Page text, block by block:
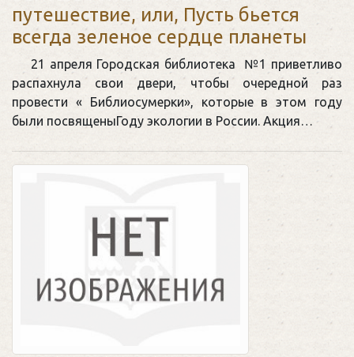
путешествие, или, Пусть бьется
всегда зеленое сердце планеты
21 апреля Городская библиотека №1 приветливо
распахнула свои двери, чтобы очередной раз
провести « Библиосумерки», которые в этом году
были посвященыГоду экологии в России. Акция…